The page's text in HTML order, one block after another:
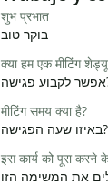
शुभ प्रभात
בוקר טוב
क्या हम एक मीटिंग
मीटिंग समय क्या है?
באיזו שעה הפגישה?
इस कार्य को पूरा करने
את המשימה הזו